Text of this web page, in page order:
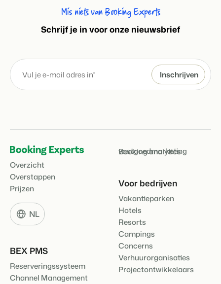
Mis niets van Booking Experts
Schrijf je in voor onze nieuwsbrief
Overzicht
Overstappen
Prijzen
NL
BEX PMS
Reserveringssysteem
Channel Management
vastgoedmarketing
Booking analytics
Voor bedrijven
Vakantieparken
Hotels
Resorts
Campings
Concerns
Verhuurorganisaties
Projectontwikkelaars